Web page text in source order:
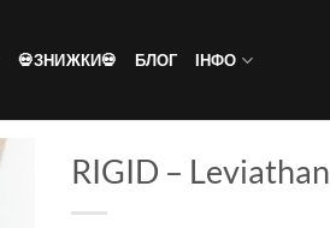
💀ЗНИЖКИ💀 БЛОГ ІНФО
RIGID – Leviathan